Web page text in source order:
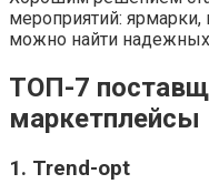
мероприятий: ярмарки,
можно найти надежных
ТОП-7
маркетплейсы
1. Trend-opt